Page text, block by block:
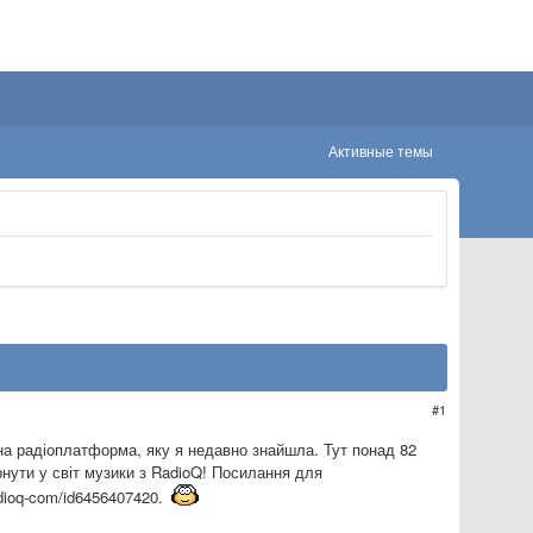
Активные темы
1
радіоплатформа, яку я недавно знайшла. Тут понад 82
у світ музики з RadioQ! Посилання для
com/id6456407420.